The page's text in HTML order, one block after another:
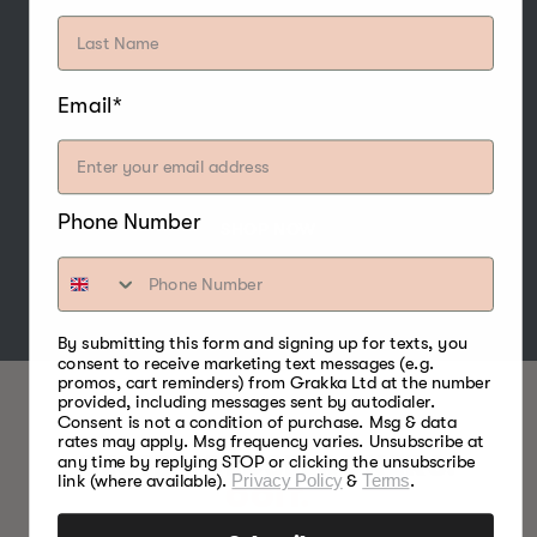
hickorybisquetten maakt het een van de meest
populaire houtsoorten om te roken, en past
vooral goed bij gevogelte, rundvlees,
kaas.
BESTE VOEDSELROKERS.
OOIT.
Email*
Phone Number
By submitting this form and signing up for texts, you
consent to receive marketing text messages (e.g.
promos, cart reminders) from Grakka Ltd at the number
provided, including messages sent by autodialer.
Consent is not a condition of purchase. Msg & data
rates may apply. Msg frequency varies. Unsubscribe at
any time by replying STOP or clicking the unsubscribe
link (where available). Privacy Policy&Terms.